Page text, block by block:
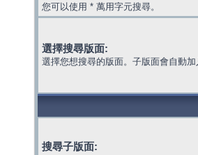
您可以使用 * 萬用字元搜尋。
選擇搜尋版面:
選擇您想搜尋的版面。子版面會自動
搜尋子版面: